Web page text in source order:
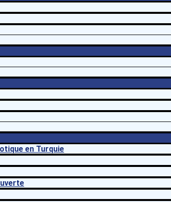
en Turquie